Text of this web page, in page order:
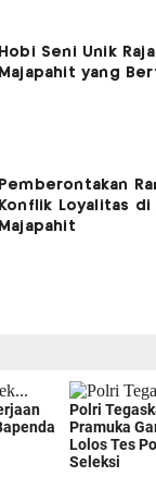
Hobi Seni Unik
Majapahit yang
Pemberontakan
Konflik Loyalitas di
Majapahit